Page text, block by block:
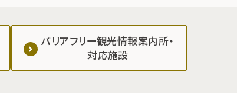
バリアフリー観光情報案内所・
対応施設